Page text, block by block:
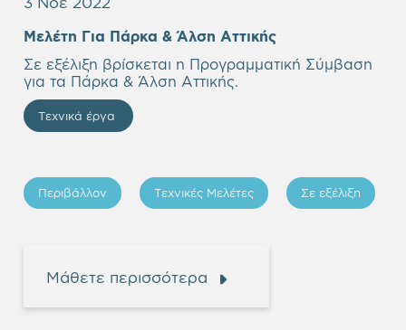
Μελέτη Για Πάρκα & Άλση Αττικής
Σε εξέλιξη βρίσκεται η Προγραμματική Σύμβαση
για τα Πάρκα & Άλση Αττικής.
Τεχνικά έργα
Περιβάλλον Τεχνικές Μελέτες Σε εξέλιξη
Μάθετε περισσότερα